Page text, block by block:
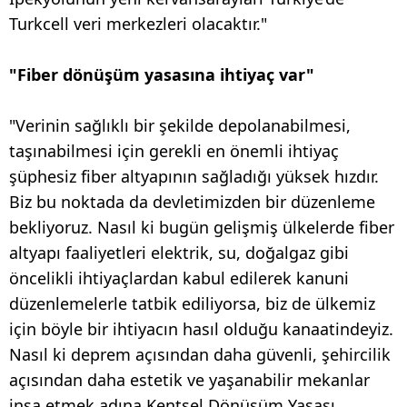
Turkcell veri merkezleri olacaktır."
"Fiber dönüşüm yasasına ihtiyaç var"
"Verinin sağlıklı bir şekilde depolanabilmesi,
taşınabilmesi için gerekli en önemli ihtiyaç
şüphesiz fiber altyapının sağladığı yüksek hızdır.
Biz bu noktada da devletimizden bir düzenleme
bekliyoruz. Nasıl ki bugün gelişmiş ülkelerde fiber
altyapı faaliyetleri elektrik, su, doğalgaz gibi
öncelikli ihtiyaçlardan kabul edilerek kanuni
düzenlemelerle tatbik ediliyorsa, biz de ülkemiz
için böyle bir ihtiyacın hasıl olduğu kanaatindeyiz.
Nasıl ki deprem açısından daha güvenli, şehircilik
açısından daha estetik ve yaşanabilir mekanlar